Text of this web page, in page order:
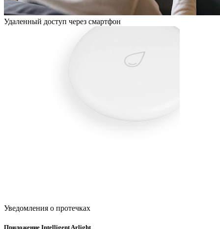
Удаленный доступ через смартфон
Уведомления о протечках
Приложение Intelligent Arlight